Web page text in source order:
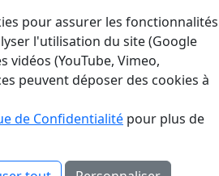
pour assurer les fonctionnalités
l'utilisation du site (Google
vidéos (YouTube, Vimeo,
peuvent déposer des cookies à
de Confidentialité pour plus de